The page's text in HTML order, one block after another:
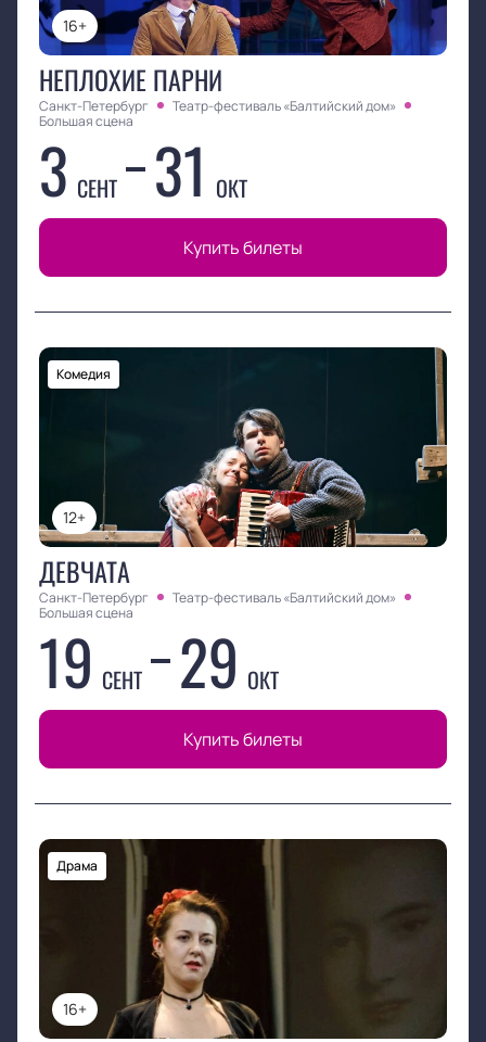
16+
НЕПЛОХИЕ ПАРНИ
Санкт-Петербург
Театр-фестиваль «Балтийский дом»
Большая сцена
3 СЕНТ 31 ОКТ
Купить билеты
12+
Комедия
ДЕВЧАТА
Санкт-Петербург
Театр-фестиваль «Балтийский дом»
Большая сцена
19 СЕНТ 29 ОКТ
Купить билеты
16+
Драма